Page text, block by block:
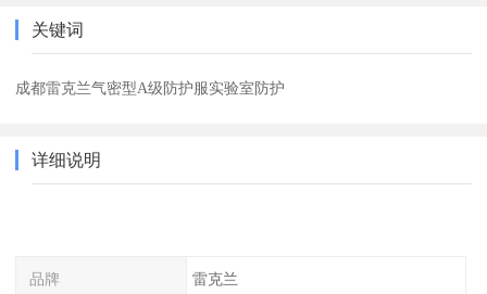
关键词
成都雷克兰气密型A级防护服实验室防护
详细说明
品牌 雷克兰